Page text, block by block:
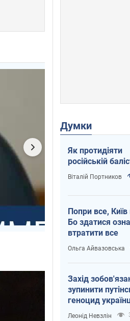
Думки
Як протидіяти
російській
Віталій Портников
Попри все, Київ
Бо здатися
втратити все
Ольга Айвазовська
Захід
зупинити
геноцид
Леонід Невзлін